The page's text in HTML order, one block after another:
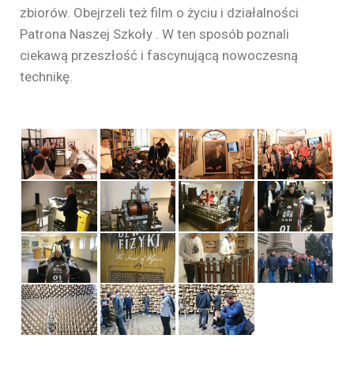
zbiorów. Obejrzeli też film o życiu i działalności
Patrona Naszej Szkoły . W ten sposób poznali
ciekawą przeszłość i fascynującą nowoczesną
technikę.